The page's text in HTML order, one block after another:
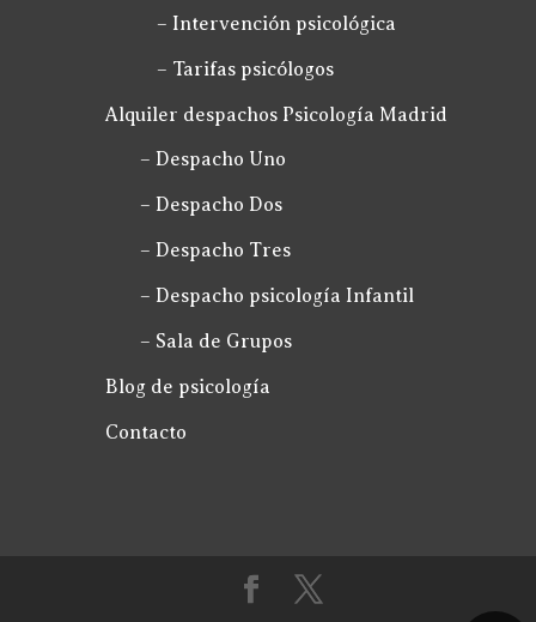
– Intervención psicológica
– Tarifas psicólogos
Alquiler despachos Psicología Madrid
– Despacho Uno
– Despacho Dos
– Despacho Tres
– Despacho psicología Infantil
– Sala de Grupos
Blog de psicología
Contacto